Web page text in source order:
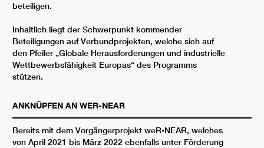
beteiligen.
Inhaltlich liegt der Schwerpunkt kommender
Beteiligungen auf Verbundprojekten, welche sich auf
den Pfeiler „Globale Herausforderungen und industrielle
Wettbewerbsfähigkeit Europas“ des Programms
stützen.
ANKNÜPFEN AN WER-NEAR
Bereits mit dem Vorgängerprojekt weR-NEAR, welches
von April 2021 bis März 2022 ebenfalls unter Förderung